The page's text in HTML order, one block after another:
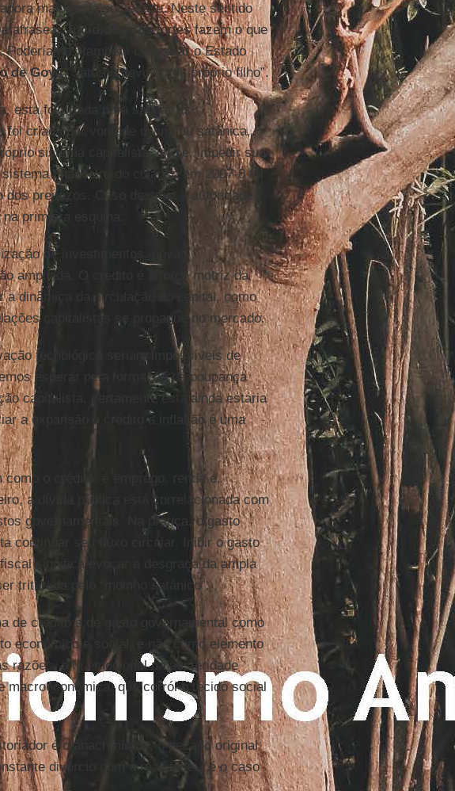
maioria da sociedade. Neste sentido
Tucídides
: “os fortes fazem o que
também comparar o Estado
de Goya“Saturno devora seu próprio filho”.
esta foi criada para sanear as
criada por vontade divina ou satânica,
sistema capitalista, isto é, impedir sua
financeiro do colapso em 2007-8 foi
prejuízos. Caso destitua a autoridade
primeira esquina.
de investimentos, novas
ampliada. O crédito é a força motriz da
a dinâmica da circulação do capital, como
capitalistas se propague no mercado.
tecnológica seriam impossíveis de
esperar pela formação da poupança
capitalista, certamente esta ainda estaria
a expansão o crédito à inflação é uma
como o crédito, é emprego, renda e,
a dívida pública está correlacionada com
governamentais. Na prática, o gasto
continuar seu fluxo circular. Inibir o gasto
significa evocar a desgraça da ampla
triturada pelo “moinho satânico”.
de crédito e de gasto governamental como
econômico e social, e não como elemento
razões, a fé emocional na austeridade
que corrói o tecido social
é o anacronismo, o pecado original
divórcio com a realidade – é o caso